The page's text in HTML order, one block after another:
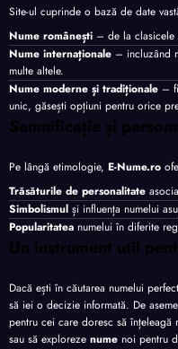
Site-ul cuprinde o bază de date
Nume românești – de la clasicele
Nume internaționale – incluzând
multe altele.
Nume moderne și tradiționale –
unic, găsești opțiuni pentru orice
Semnificație și
Pe lângă etimologie, E-Nume.ro
Trăsăturile de personalitate
Simbolismul și influența numelui
Popularitatea numelui în diferite
Un instrument util
Dacă ești în căutarea numelui
să iei o decizie informată. De
pentru cei care doresc să
sau să exploreze nume noi pentru